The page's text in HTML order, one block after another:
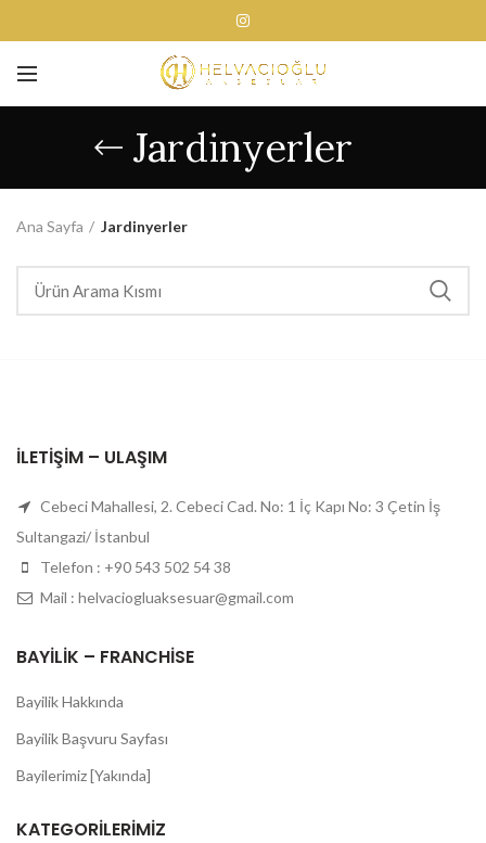
Jardinyerler
Ana Sayfa Jardinyerler
İLETIŞIM – ULAŞIM
Cebeci Mahallesi, 2. Cebeci Cad. No: 1 İç Kapı No: 3 Çetin İş
Sultangazi/ İstanbul
Telefon : +90 543 502 54 38
Mail : helvaciogluaksesuar@gmail.com
BAYILIK – FRANCHISE
Bayilik Hakkında
Bayilik Başvuru Sayfası
Bayilerimiz [Yakında]
KATEGORILERIMIZ